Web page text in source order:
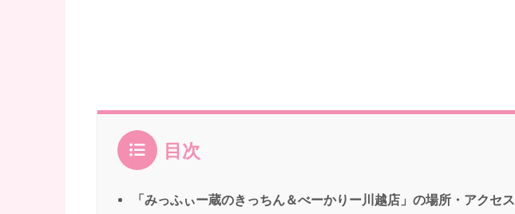
目次
「みっふぃー蔵のきっちん＆べーかりー川越店」の場所・アクセス